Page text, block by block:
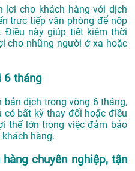
lợi cho khách hàng với dịch
trực tiếp văn phòng để nộp
Điều này giúp tiết kiệm thời
cho những người ở xa hoặc
6 tháng
bản dịch trong vòng 6 tháng,
có bất kỳ thay đổi hoặc điều
thế lớn trong việc đảm bảo
hàng.
chuyên nghiệp, tận